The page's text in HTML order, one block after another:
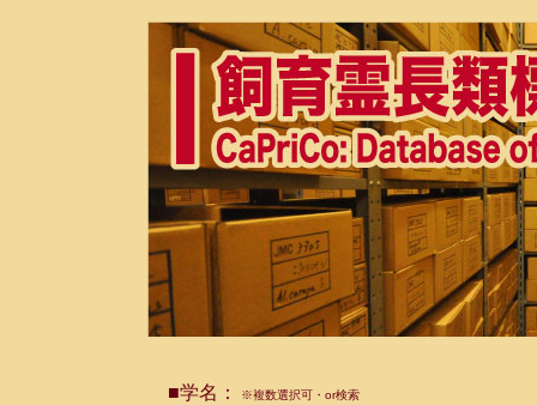
■学名： ※複数選択可・or検索